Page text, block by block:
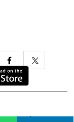
About us
us